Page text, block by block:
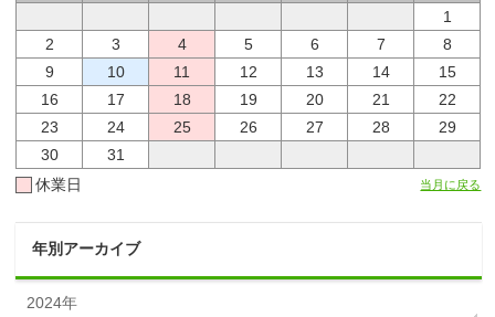
1
2
3 4 5 6 7
8
9
10 11 12 13 14
15
16
17 18 19 20 21
22
23
24 25 26 27 28
29
30
31
休業日
当月に戻る
年別アーカイブ
2024年